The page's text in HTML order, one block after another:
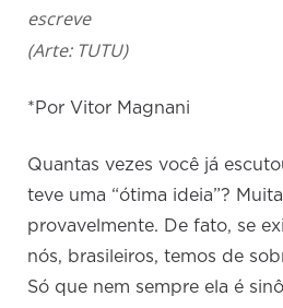
escreve
(Arte: TUTU)
*Por Vitor Magnani
Quantas vezes você já
teve uma “ótima ideia”?
provavelmente. De fato, se
nós, brasileiros, temos de
Só que nem sempre ela é